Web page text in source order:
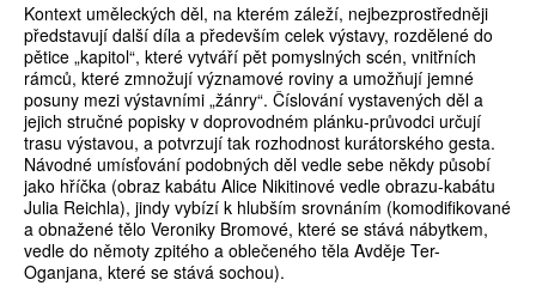
Kontext uměleckých děl, na kterém záleží, nejbezprostředněji
představují další díla a především celek výstavy, rozdělené do
pětice „kapitol“, které vytváří pět pomyslných scén, vnitřních
rámců, které zmnožují významové roviny a umožňují jemné
posuny mezi výstavními „žánry“. Číslování vystavených děl a
jejich stručné popisky v doprovodném plánku-průvodci určují
trasu výstavou, a potvrzují tak rozhodnost kurátorského gesta.
Návodné umísťování podobných děl vedle sebe někdy působí
jako hříčka (obraz kabátu Alice Nikitinové vedle obrazu-kabátu
Julia Reichla), jindy vybízí k hlubším srovnáním (komodifikované
a obnažené tělo Veroniky Bromové, které se stává nábytkem,
vedle do němoty zpitého a oblečeného těla Avděje Ter-
Oganjana, které se stává sochou).